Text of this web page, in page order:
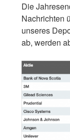
Die
Nachrichten
unseres
ab, werden